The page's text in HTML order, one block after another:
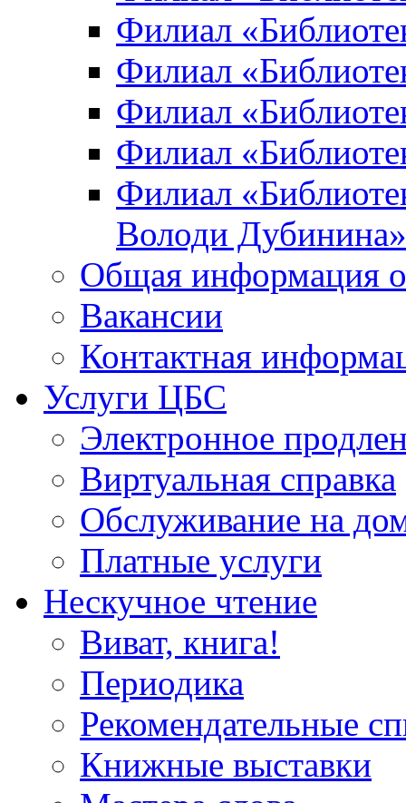
Филиал
Филиал
Филиал
Филиал
Филиал
Володи Дубинина»
Общая информация
Вакансии
Контактная
Услуги ЦБС
Электронное
Виртуальная справка
Обслуживание на
Платные услуги
Нескучное чтение
Виват, книга!
Периодика
Рекомендательные
Книжные выставки